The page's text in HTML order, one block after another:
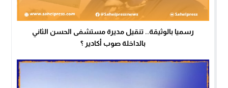
رسميا بالوثيقة.. تنقيل مديرة مستشفى الحسن الثاني
بالداخلة صوب أكادير ؟